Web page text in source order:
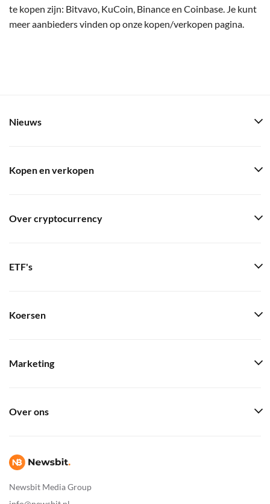
te kopen zijn: Bitvavo, KuCoin, Binance en Coinbase. Je kunt
meer aanbieders vinden op onze kopen/verkopen pagina.
Newsbit Media Group
Nieuws
Kopen en verkopen
Over cryptocurrency
ETF's
Koersen
Marketing
Over ons